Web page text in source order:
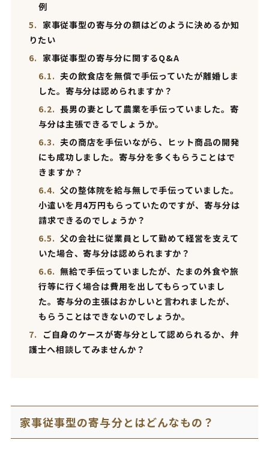
例
5. 家事従事型の寄与分の額はどのように決めるか知
りたい
6. 家事従事型の寄与分に関するQ&A
6.1. 夫の飲食店を無償で手伝っていたが離婚しま
した。寄与分は認められますか？
6.2. 長男の妻として農業を手伝っていました。寄
与分は主張できるでしょうか。
6.3. 夫の商店を手伝いながら、ヒット商品の開発
にも成功しました。寄与分を多くもらうことはで
きますか？
6.4. 父の整体院を給与無しで手伝っていました。
小遣いを月4万円もらっていたのですが、寄与分は
請求できるのでしょうか？
6.5. 父の会社に従業員として勤めて経営を支えて
いた場合、寄与分は認められますか？
6.6. 無給で手伝っていましたが、たまの外食や旅
行等に行く場合は費用を出してもらっていまし
た。寄与分の主張はおかしいと言われましたが、
もらうことはできないのでしょうか。
7.
ご自身のケースが寄与分として認められるか、弁
護士へ相談してみませんか？
家事従事型の寄与分とはどんなもの？